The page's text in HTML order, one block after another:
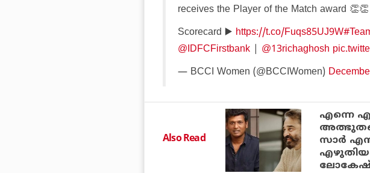
receives the Player of the Match award 👏👏
Scorecard ▶️ https://t.co/Fuqs85UJ9W
@IDFCFirstbank
@13richaghosh
— BCCI Women (@BCCIWomen)
Also Read
എന്നെ
സാര്‍